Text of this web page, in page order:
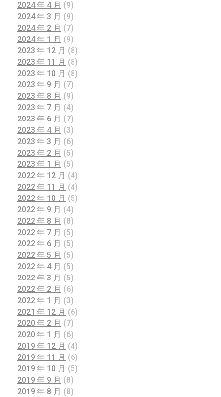
2024 年 4 月 (9)
2024 年 3 月 (9)
2024 年 2 月 (7)
2024 年 1 月 (9)
2023 年 12 月 (8)
2023 年 11 月 (8)
2023 年 10 月 (8)
2023 年 9 月 (7)
2023 年 8 月 (9)
2023 年 7 月 (4)
2023 年 6 月 (7)
2023 年 4 月 (3)
2023 年 3 月 (6)
2023 年 2 月 (5)
2023 年 1 月 (5)
2022 年 12 月 (4)
2022 年 11 月 (4)
2022 年 10 月 (5)
2022 年 9 月 (4)
2022 年 8 月 (8)
2022 年 7 月 (5)
2022 年 6 月 (5)
2022 年 5 月 (5)
2022 年 4 月 (5)
2022 年 3 月 (5)
2022 年 2 月 (6)
2022 年 1 月 (3)
2021 年 12 月 (6)
2020 年 2 月 (7)
2020 年 1 月 (6)
2019 年 12 月 (4)
2019 年 11 月 (6)
2019 年 10 月 (5)
2019 年 9 月 (8)
2019 年 8 月 (8)